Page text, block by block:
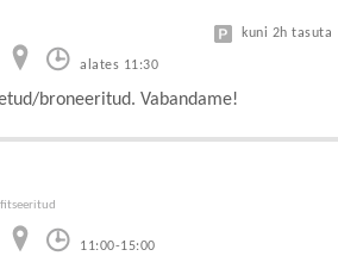
alates 11:30
kuni 2h tasuta
broneeritud. Vabandame!
11:00-15:00